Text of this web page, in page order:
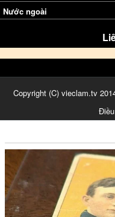
Nước ngoài
Copyright (C) vieclam.tv